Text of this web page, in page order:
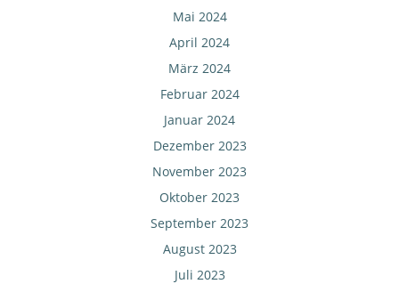
Mai 2024
April 2024
März 2024
Februar 2024
Januar 2024
Dezember 2023
November 2023
Oktober 2023
September 2023
August 2023
Juli 2023